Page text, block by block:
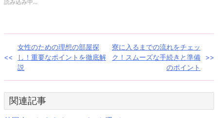
共
有
ィ
ン
ド
で
開
き
す)
く
さ
い
(新
ィ
ド
ウ
開
読み込み中...
ナ
ビ
女性のための理想の部屋探
し！重要なポイントを徹底解
説
寮に入るまでの流れをチェッ
ク！スムーズな手続きと準備
のポイント
関連記事